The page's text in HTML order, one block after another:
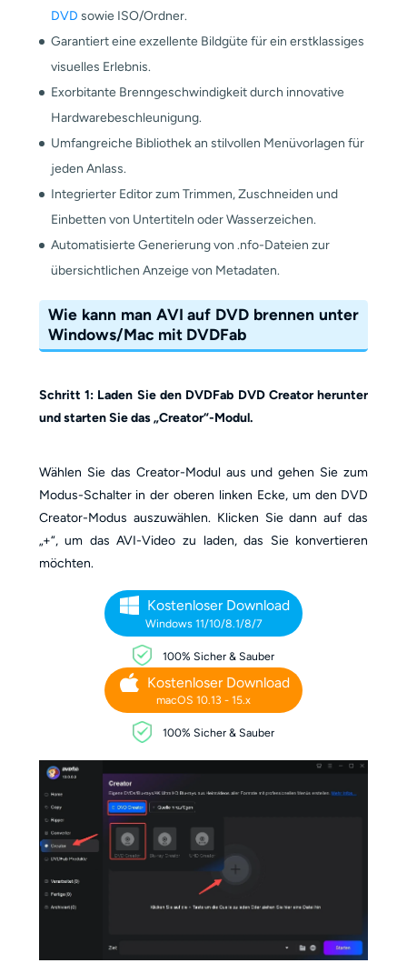
DVD sowie ISO/Ordner.
Garantiert eine exzellente Bildgüte für ein erstklassiges
visuelles Erlebnis.
Exorbitante Brenngeschwindigkeit durch innovative
Hardwarebeschleunigung.
Umfangreiche Bibliothek an stilvollen Menüvorlagen für
jeden Anlass.
Integrierter Editor zum Trimmen, Zuschneiden und
Einbetten von Untertiteln oder Wasserzeichen.
Automatisierte Generierung von .nfo-Dateien zur
übersichtlichen Anzeige von Metadaten.
Wie kann man AVI auf DVD brennen unter
Windows/Mac mit DVDFab
Schritt 1: Laden Sie den DVDFab DVD Creator herunter
und starten Sie das „Creator“-Modul.
Wählen Sie das Creator-Modul aus und gehen Sie zum
Modus-Schalter in der oberen linken Ecke, um den DVD
Creator-Modus auszuwählen. Klicken Sie dann auf das
„+“, um das AVI-Video zu laden, das Sie konvertieren
möchten.
Kostenloser Download
Windows 11/10/8.1/8/7
100% Sicher & Sauber
Kostenloser Download
macOS 10.13 - 15.x
100% Sicher & Sauber